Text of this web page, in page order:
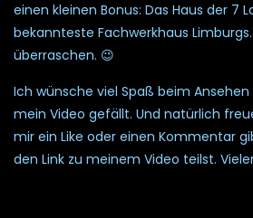
einen kleinen Bonus: Das Haus der 7
bekannteste Fachwerkhaus Limburgs.
überraschen. 😉
Ich wünsche viel Spaß beim
mein Video gefällt. Und natürlich
mir ein Like oder einen Kommentar
den Link zu meinem Video teilst.